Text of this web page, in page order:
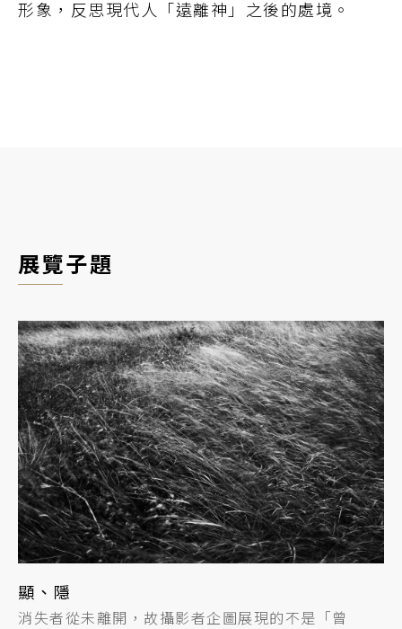
形象，反思現代人「遠離神」之後的處境。
展覽子題
顯、隱
消失者從未離開，故攝影者企圖展現的不是「曾